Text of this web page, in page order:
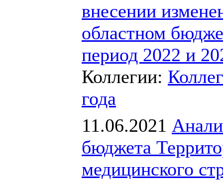
внесении
областном
период 2022 и
Коллегии:
года
11.06.2021
бюджета
медицинского